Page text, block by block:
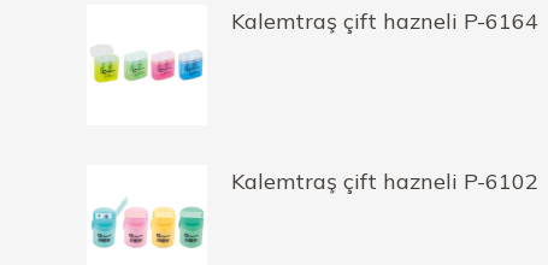
Kalemtraş çift hazneli P-6164
Kalemtraş çift hazneli P-6102